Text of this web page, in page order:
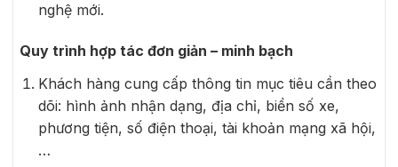
nghệ mới.
Quy trình hợp tác đơn giản – minh bạch
Khách hàng cung cấp thông tin mục tiêu cần theo
dõi: hình ảnh nhận dạng, địa chỉ, biển số xe,
phương tiện, số điện thoại, tài khoản mạng xã hội,
…